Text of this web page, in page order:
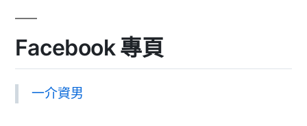
Facebook 專頁
一介資男